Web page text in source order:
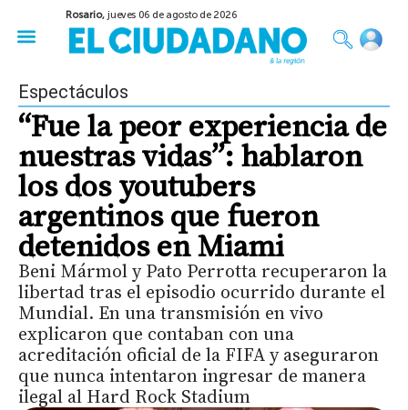
Rosario,jueves 06 de agosto de 2026
Espectáculos
“Fue la peor experiencia de
nuestras vidas”: hablaron
los dos youtubers
argentinos que fueron
detenidos en Miami
Beni Mármol y Pato Perrotta recuperaron la
libertad tras el episodio ocurrido durante el
Mundial. En una transmisión en vivo
explicaron que contaban con una
acreditación oficial de la FIFA y aseguraron
que nunca intentaron ingresar de manera
ilegal al Hard Rock Stadium